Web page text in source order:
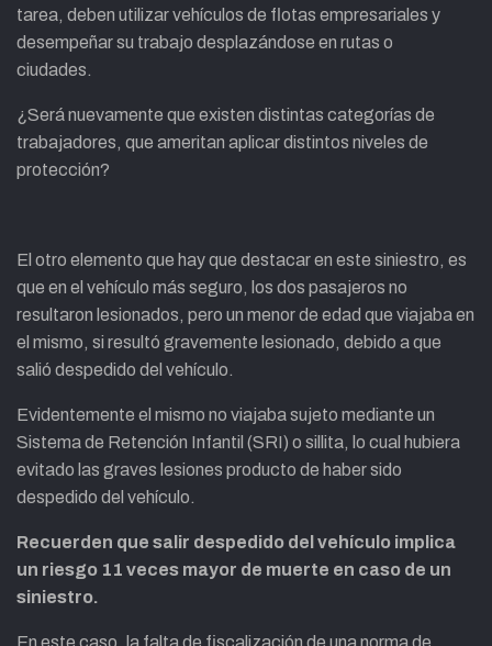
tarea, deben utilizar vehículos de flotas empresariales y
desempeñar su trabajo desplazándose en rutas o
ciudades.
¿Será nuevamente que existen distintas categorías de
trabajadores, que ameritan aplicar distintos niveles de
protección?
El otro elemento que hay que destacar en este siniestro, es
que en el vehículo más seguro, los dos pasajeros no
resultaron lesionados, pero un menor de edad que viajaba en
el mismo, si resultó gravemente lesionado, debido a que
salió despedido del vehículo.
Evidentemente el mismo no viajaba sujeto mediante un
Sistema de Retención Infantil (SRI) o sillita, lo cual hubiera
evitado las graves lesiones producto de haber sido
despedido del vehículo.
Recuerden que salir despedido del vehículo implica
un riesgo 11 veces mayor de muerte en caso de un
siniestro.